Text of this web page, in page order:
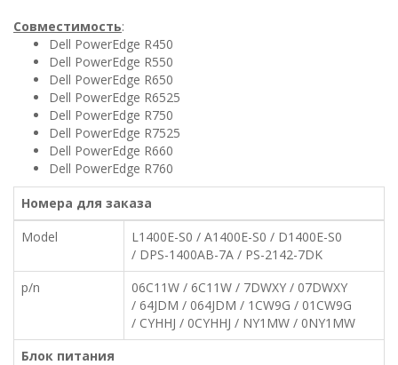
Совместимость:
Dell PowerEdge R450
Dell PowerEdge R550
Dell PowerEdge R650
Dell PowerEdge R6525
Dell PowerEdge R750
Dell PowerEdge R7525
Dell PowerEdge R660
Dell PowerEdge R760
Номера для заказа
Model
L1400E-S0 / A1400E-S0 / D1400E-S0
/ DPS-1400AB-7A / PS-2142-7DK
p/n
06C11W / 6C11W / 7DWXY / 07DWXY
/ 64JDM / 064JDM / 1CW9G / 01CW9G
/ CYHHJ / 0CYHHJ / NY1MW / 0NY1MW
Блок питания